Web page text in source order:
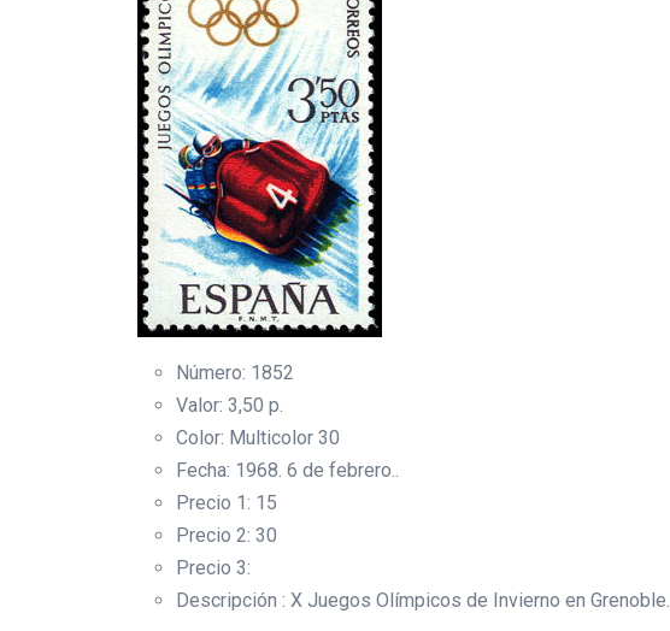
Número: 1852
Valor: 3,50 p.
Color: Multicolor 30
Fecha: 1968. 6 de febrero..
Precio 1: 15
Precio 2: 30
Precio 3:
Descripción : X Juegos Olímpicos de Invierno en Grenoble.